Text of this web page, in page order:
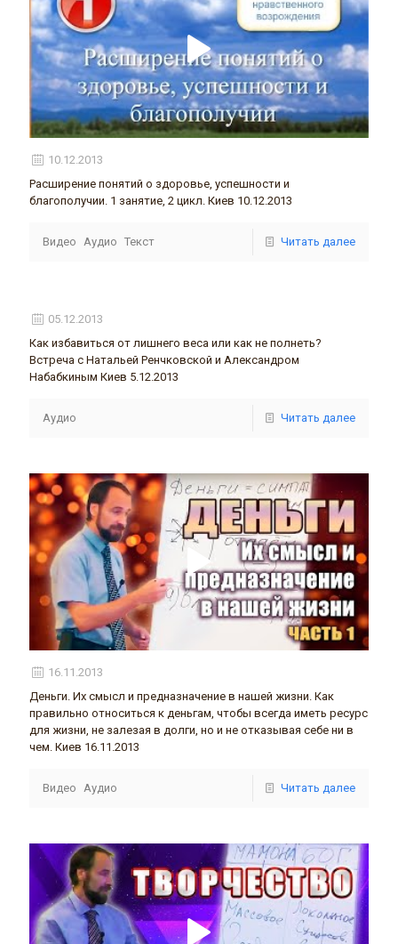
10.12.2013
Расширение понятий о здоровье, успешности и
благополучии. 1 занятие, 2 цикл. Киев 10.12.2013
Видео Аудио Текст Читать далее
05.12.2013
Как избавиться от лишнего веса или как не полнеть?
Встреча с Натальей Ренчковской и Александром
Набабкиным Киев 5.12.2013
Аудио Читать далее
16.11.2013
Деньги. Их смысл и предназначение в нашей жизни. Как
правильно относиться к деньгам, чтобы всегда иметь ресурс
для жизни, не залезая в долги, но и не отказывая себе ни в
чем. Киев 16.11.2013
Видео Аудио Читать далее